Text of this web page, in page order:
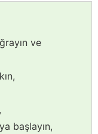
ve
başlayın,